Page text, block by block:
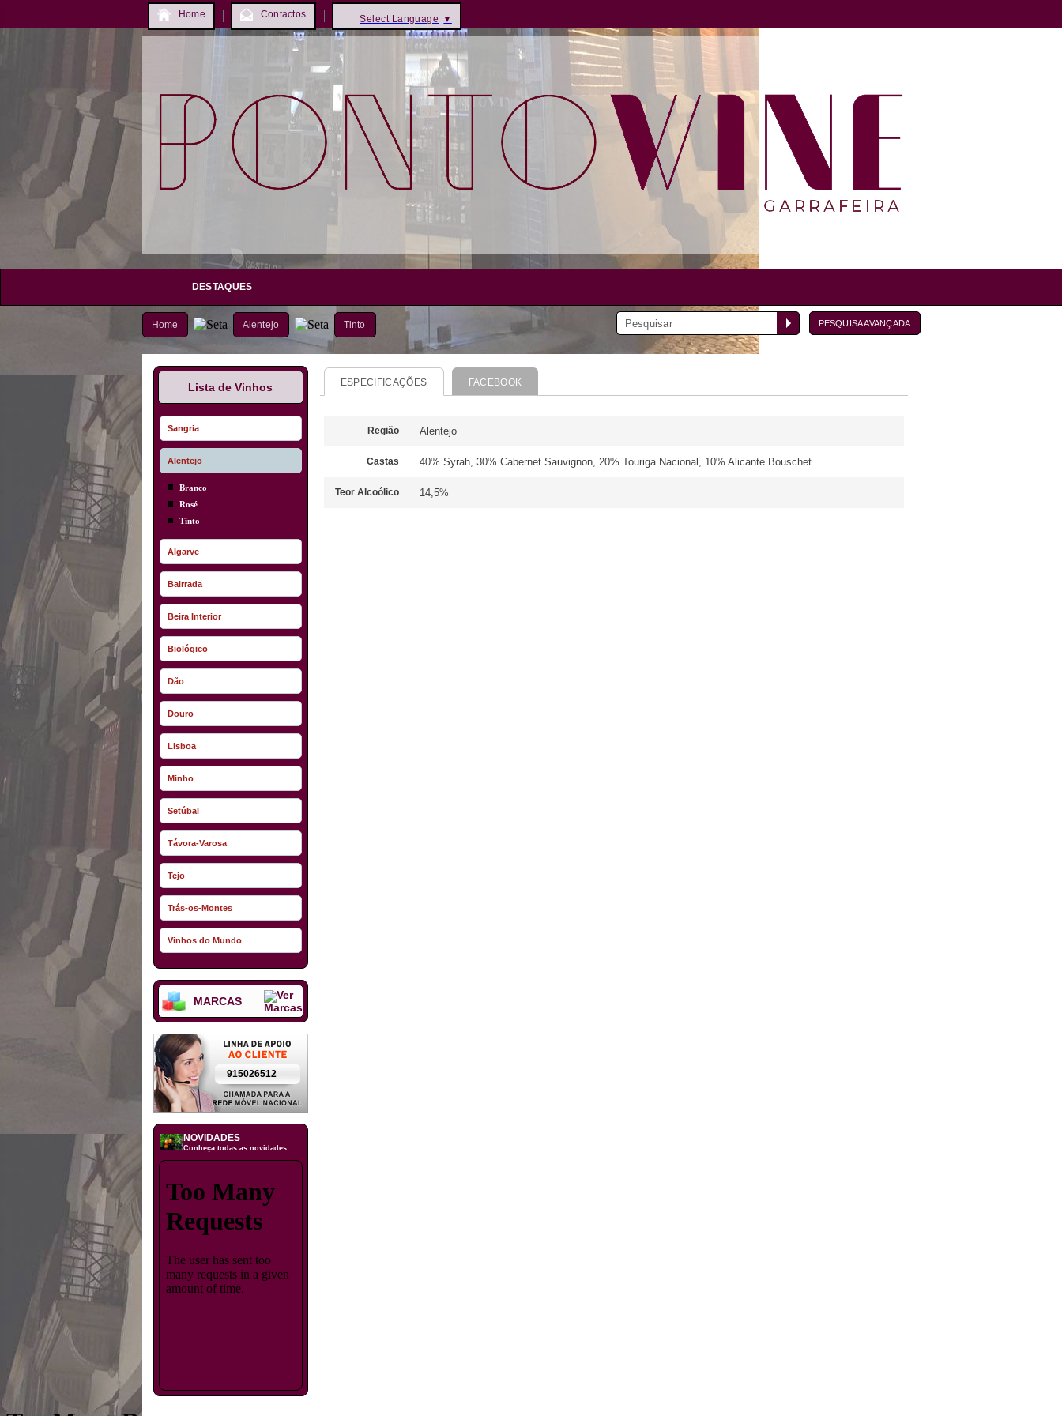
Home Contactos Select Language ▼
DESTAQUES
Home Alentejo Tinto PESQUISA AVANÇADA
Lista de Vinhos
Sangria
Alentejo
Branco
Rosé
Tinto
Algarve
Bairrada
Beira Interior
Biológico
Dão
Douro
Lisboa
Minho
Setúbal
Távora-Varosa
Tejo
Trás-os-Montes
Vinhos do Mundo
MARCAS
915026512
NOVIDADES
Conheça todas as novidades
ESPECIFICAÇÕES FACEBOOK
Região Alentejo
Castas 40% Syrah, 30% Cabernet Sauvignon, 20% Touriga Nacional, 10% Alicante Bouschet
Teor Alcoólico 14,5%